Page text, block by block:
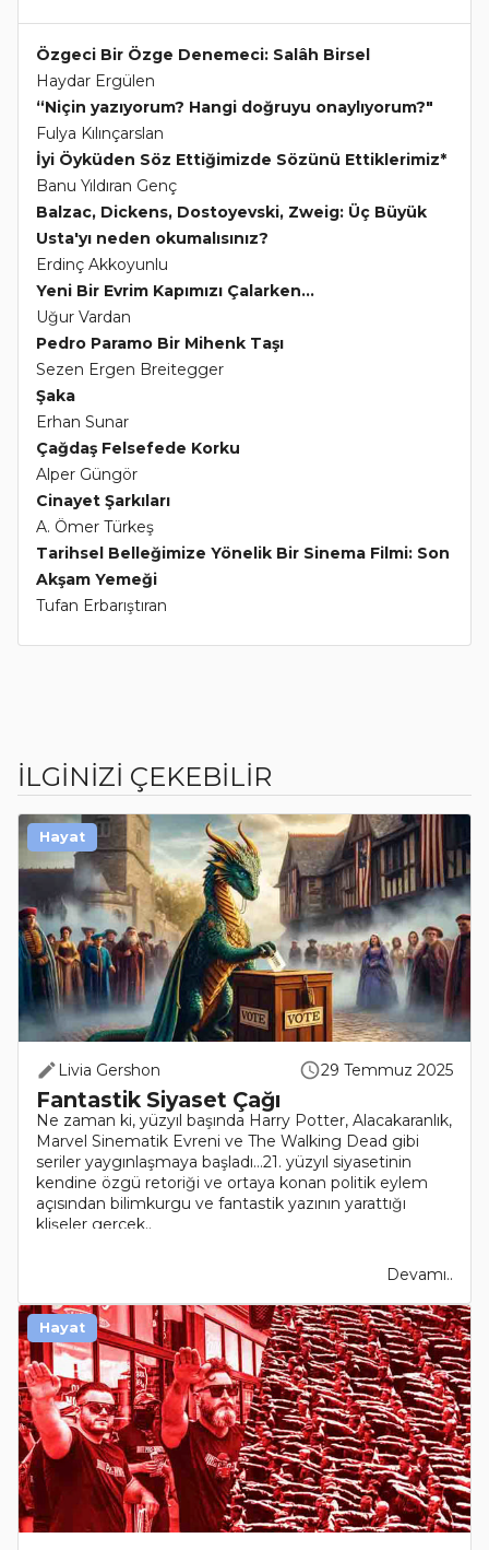
Özgeci Bir Özge Denemeci: Salâh Birsel
Haydar Ergülen
“Niçin yazıyorum? Hangi doğruyu onaylıyorum?"
Fulya Kılınçarslan
İyi Öyküden Söz Ettiğimizde Sözünü Ettiklerimiz*
Banu Yıldıran Genç
Balzac, Dickens, Dostoyevski, Zweig: Üç Büyük
Usta'yı neden okumalısınız?
Erdinç Akkoyunlu
Yeni Bir Evrim Kapımızı Çalarken...
Uğur Vardan
Pedro Paramo Bir Mihenk Taşı
Sezen Ergen Breitegger
Şaka
Erhan Sunar
Çağdaş Felsefede Korku
Alper Güngör
Cinayet Şarkıları
A. Ömer Türkeş
Tarihsel Belleğimize Yönelik Bir Sinema Filmi: Son
Akşam Yemeği
Tufan Erbarıştıran
İLGİNİZİ ÇEKEBİLİR
Livia Gershon 29 Temmuz 2025
Fantastik Siyaset Çağı
Ne zaman ki, yüzyıl başında Harry Potter, Alacakaranlık,
Marvel Sinematik Evreni ve The Walking Dead gibi
seriler yaygınlaşmaya başladı…21. yüzyıl siyasetinin
kendine özgü retoriği ve ortaya konan politik eylem
açısından bilimkurgu ve fantastik yazının yarattığı
klişeler gerçek..
Devamı..
Hayat
Hayat